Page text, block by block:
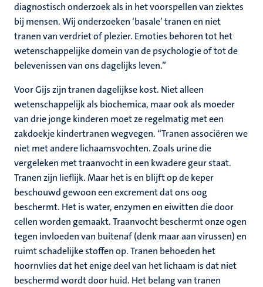
diagnostisch onderzoek als in het voorspellen van ziektes
bij mensen. Wij onderzoeken ‘basale’ tranen en niet
tranen van verdriet of plezier. Emoties behoren tot het
wetenschappelijke domein van de psychologie of tot de
belevenissen van ons dagelijks leven.”
Voor Gijs zijn tranen dagelijkse kost. Niet alleen
wetenschappelijk als biochemica, maar ook als moeder
van drie jonge kinderen moet ze regelmatig met een
zakdoekje kindertranen wegvegen. “Tranen associëren we
niet met andere lichaamsvochten. Zoals urine die
vergeleken met traanvocht in een kwadere geur staat.
Tranen zijn lieflijk. Maar het is en blijft op de keper
beschouwd gewoon een excrement dat ons oog
beschermt. Het is water, enzymen en eiwitten die door
cellen worden gemaakt. Traanvocht beschermt onze ogen
tegen invloeden van buitenaf (denk maar aan virussen) en
ruimt schadelijke stoffen op. Tranen behoeden het
hoornvlies dat het enige deel van het lichaam is dat niet
beschermd wordt door huid. Het belang van tranen